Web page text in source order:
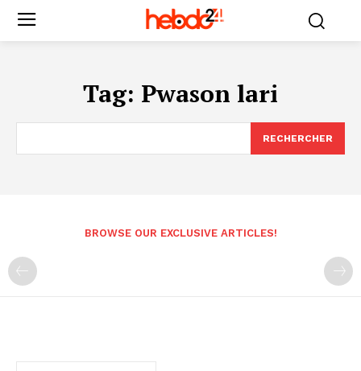
Tag: Pwason lari
RECHERCHER
BROWSE OUR EXCLUSIVE ARTICLES!